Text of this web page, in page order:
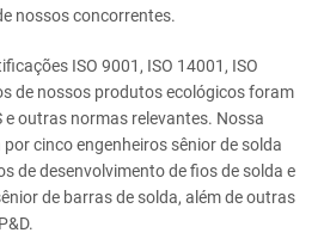
nossos concorrentes.
ISO 9001, ISO 14001, ISO
de nossos produtos ecológicos foram
e outras normas relevantes. Nossa
cinco engenheiros sênior de solda
de desenvolvimento de fios de solda e
de barras de solda, além de outras